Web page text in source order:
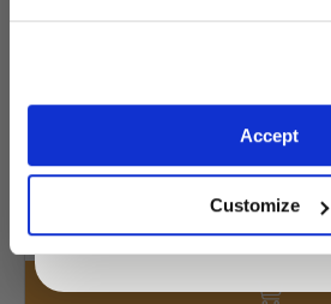
Accept
Customize
TP075-UNF-
£1.34
By entering your email address you
privacy policy.